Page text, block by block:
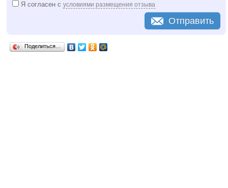
Я согласен с условиями размещения отзыва
Отправить
Поделиться…